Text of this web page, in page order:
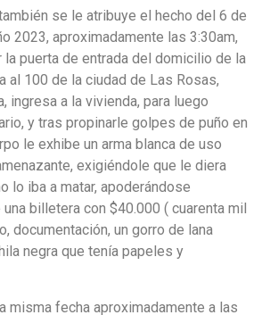
se le atribuye el hecho del 6 de
2023, aproximadamente las 3:30am,
puerta de entrada del domicilio de la
al 100 de la ciudad de Las Rosas,
ingresa a la vivienda, para luego
y tras propinarle golpes de puño en
le exhibe un arma blanca de uso
exigiéndole que le diera
lo iba a matar, apoderándose
billetera con $40.000 ( cuarenta mil
documentación, un gorro de lana
negra que tenía papeles y
misma fecha aproximadamente a las